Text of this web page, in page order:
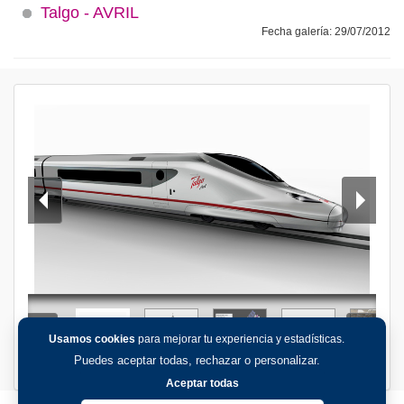
Usamos cookies para mejorar tu experiencia y estadísticas.
Puedes aceptar todas, rechazar o personalizar.
Aceptar todas
Talgo - AVRIL
Fecha galería: 29/07/2012